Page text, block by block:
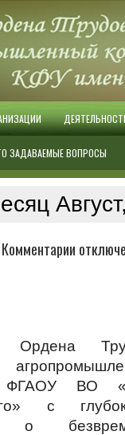
ЗАДАВАЕМЫЕ ВОПРОСЫ
Комментарии записи
Ордена
ФГАОУ ВО
с
о